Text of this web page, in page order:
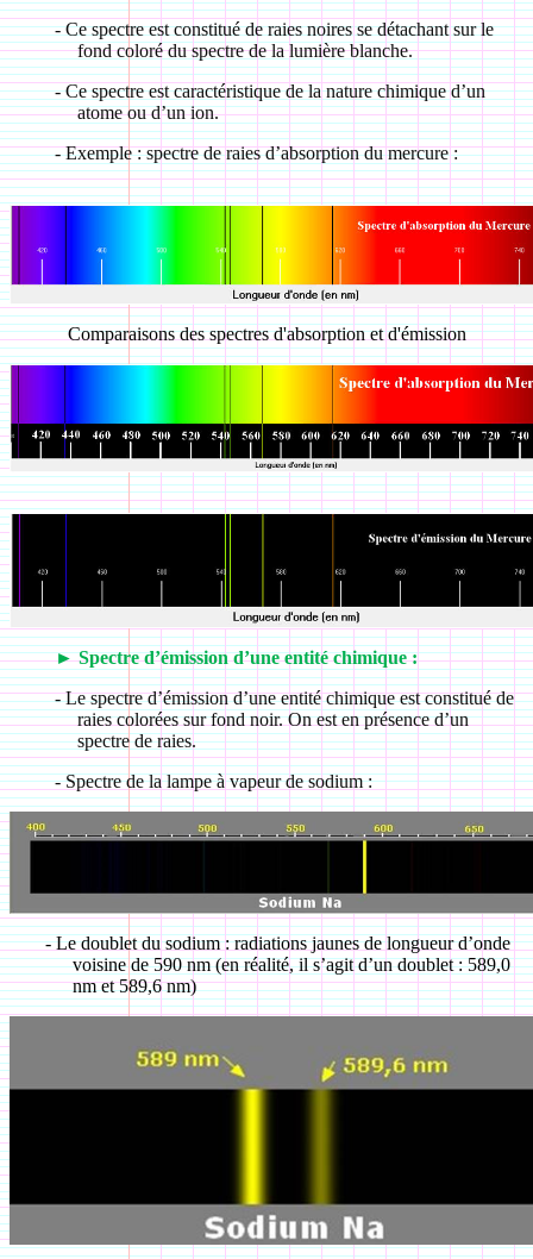
- Ce spectre est constitué de raies noires se détachant sur le
fond coloré du spectre de la lumière blanche.
- Ce spectre est caractéristique de la nature chimique d’un
atome ou d’un ion.
- Exemple : spectre de raies d’absorption du mercure :
Comparaisons des spectres d'absorption etd'émission
► Spectre d’émission d’une entité chimique :
- Le spectre d’émission d’une entité chimique est constitué de
raies colorées sur fond noir. On est en présence d’un
spectre de raies.
- Spectre de la lampe à vapeur de sodium :
- Le doublet du sodium : radiations jaunes de longueur d’onde
voisine de 590 nm (en réalité, il s’agit d’un doublet : 589,0
nm et 589,6 nm)